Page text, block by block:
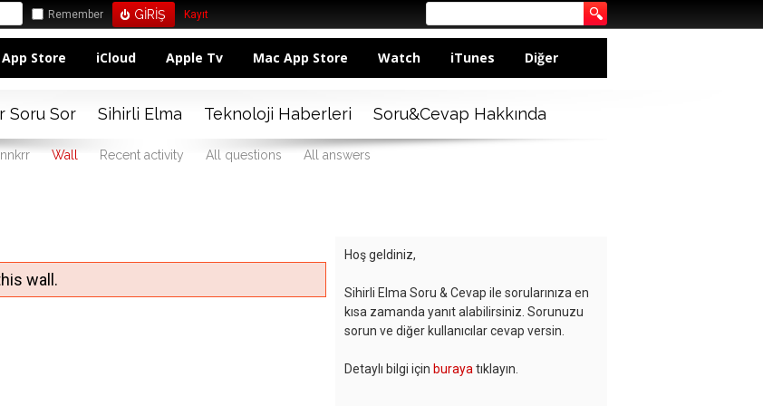
Remember Kayıt
App Store iCloud Apple Tv Mac App Store Watch iTunes Diğer
Soru Sor Sihirli Elma Teknoloji Haberleri Soru&Cevap Hakkında
Wall Recent activity All questions All answers
wall.
Hoş geldiniz,
Sihirli Elma Soru & Cevap ile sorularınıza en
kısa zamanda yanıt alabilirsiniz. Sorunuzu
sorun ve diğer kullanıcılar cevap versin.
Detaylı bilgi için buraya tıklayın.